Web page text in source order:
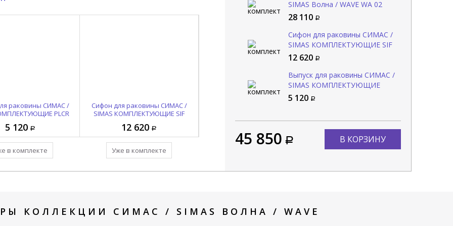
стилем в вашей ванной комнате каждый день!
раковины СИМАС /
PLCR
5 120
в комплекте
Сифон для раковины СИМАС /
SIMAS КОМПЛЕКТУЮЩИЕ SIF
12 620
Уже в комплекте
270
Bianco
5 660
Добавить в комплект
SIMAS Волна / WAVE WA 02
28 110
Сифон для раковины СИМАС /
SIMAS КОМПЛЕКТУЮЩИЕ SIF
165
12 620
Выпуск для раковины СИМАС /
SIMAS КОМПЛЕКТУЮЩИЕ
PLCR
5 120
45 850 В КОРЗИНУ
КОЛЛЕКЦИИ СИМАС / SIMAS ВОЛНА / WAVE